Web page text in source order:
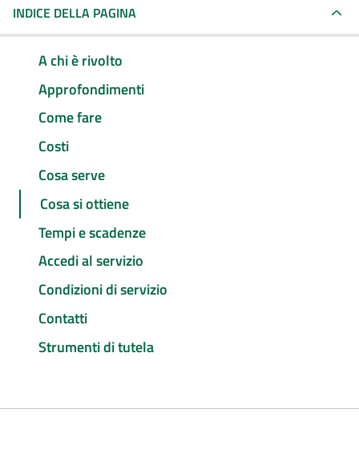
INDICE DELLA PAGINA
A chi è rivolto
Approfondimenti
Come fare
Costi
Cosa serve
Cosa si ottiene
Tempi e scadenze
Accedi al servizio
Condizioni di servizio
Contatti
Strumenti di tutela